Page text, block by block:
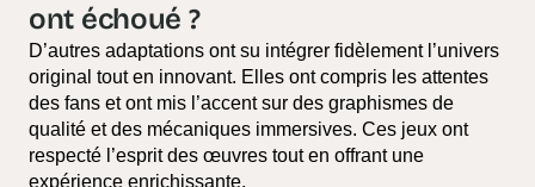
ont échoué ?
D’autres adaptations ont su intégrer fidèlement l’univers
original tout en innovant. Elles ont compris les attentes
des fans et ont mis l’accent sur des graphismes de
qualité et des mécaniques immersives. Ces jeux ont
respecté l’esprit des œuvres tout en offrant une
expérience enrichissante.